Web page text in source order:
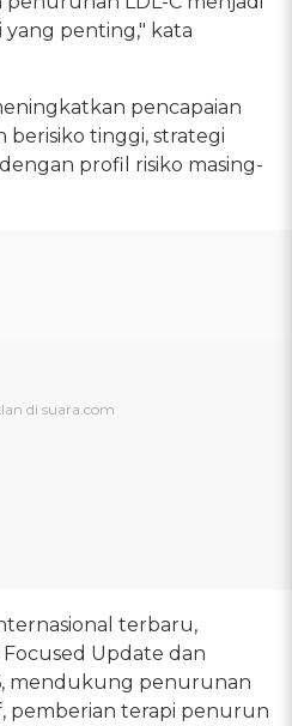
yang penting," kata
pencapaian
berisiko tinggi, strategi
profil risiko masing-
terbaru,
Focused Update dan
mendukung penurunan
pemberian terapi penurun